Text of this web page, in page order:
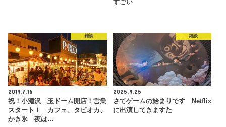
すごい
雑談
2019.7.16
祝！小淵沢 玉ドーム開店！営業
スタート！ カフェ、タピオカ、
かき氷 夜は…
雑談
2025.9.25
さてゲームの始まりです Netflix
に出演してきますた